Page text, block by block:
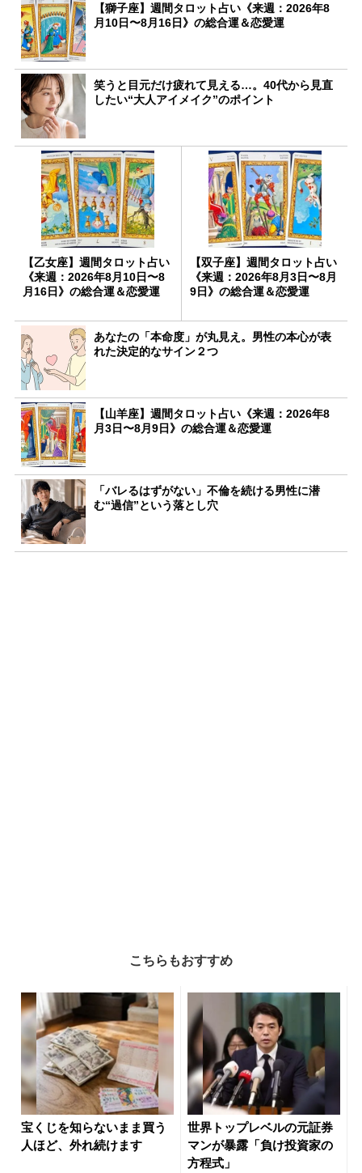
【獅子座】週間タロット占い《来週：2026年8
月10日〜8月16日》の総合運＆恋愛運
笑うと目元だけ疲れて見える…。40代から見直
したい“大人アイメイク”のポイント
【乙女座】週間タロット占い
《来週：2026年8月10日〜8
月16日》の総合運＆恋愛運
【双子座】週間タロット占い
《来週：2026年8月3日〜8月
9日》の総合運＆恋愛運
あなたの「本命度」が丸見え。男性の本心が表
れた決定的なサイン２つ
【山羊座】週間タロット占い《来週：2026年8
月3日〜8月9日》の総合運＆恋愛運
「バレるはずがない」不倫を続ける男性に潜
む“過信”という落とし穴
こちらもおすすめ
宝くじを知らないまま買う
人ほど、外れ続けます
世界トップレベルの元証券
マンが暴露「負け投資家の
方程式」